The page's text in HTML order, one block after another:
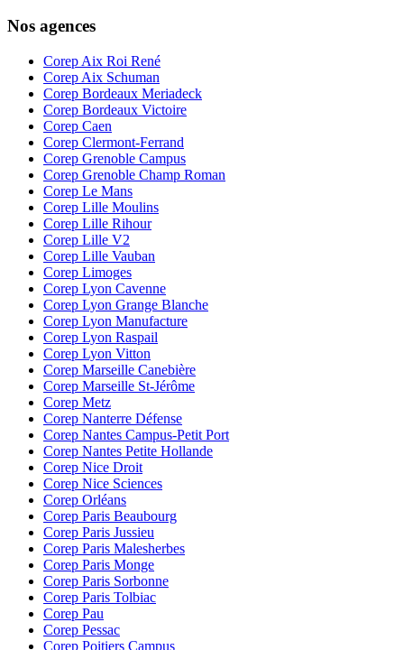
Nos agences
Corep Aix Roi René
Corep Aix Schuman
Corep Bordeaux Meriadeck
Corep Bordeaux Victoire
Corep Caen
Corep Clermont-Ferrand
Corep Grenoble Campus
Corep Grenoble Champ Roman
Corep Le Mans
Corep Lille Moulins
Corep Lille Rihour
Corep Lille V2
Corep Lille Vauban
Corep Limoges
Corep Lyon Cavenne
Corep Lyon Grange Blanche
Corep Lyon Manufacture
Corep Lyon Raspail
Corep Lyon Vitton
Corep Marseille Canebière
Corep Marseille St-Jérôme
Corep Metz
Corep Nanterre Défense
Corep Nantes Campus-Petit Port
Corep Nantes Petite Hollande
Corep Nice Droit
Corep Nice Sciences
Corep Orléans
Corep Paris Beaubourg
Corep Paris Jussieu
Corep Paris Malesherbes
Corep Paris Monge
Corep Paris Sorbonne
Corep Paris Tolbiac
Corep Pau
Corep Pessac
Corep Poitiers Campus